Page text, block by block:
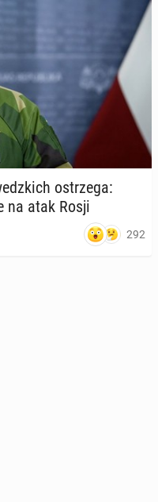
ostrze­ga:
na atak Rosji
292